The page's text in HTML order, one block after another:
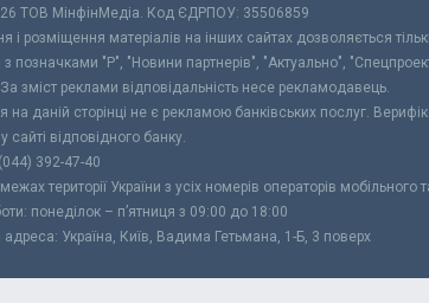
ТОВ МiнфiнМедiа. Код ЄДРПОУ: 35506859
і розміщення матеріалів на інших сайтах дозволяється
з позначками "Р", "Новини партнерів", "Актуально",
зміст реклами відповідальність несе рекламодавець.
на даній сторінці не є рекламою банківських послуг.
сайті відповідного банку.
392-47-40
території України з усіх номерів операторів мобільного
понеділок – п’ятниця з 09:00 до 18:00
Україна, Київ, Вадима Гетьмана, 1-Б, 3 поверх